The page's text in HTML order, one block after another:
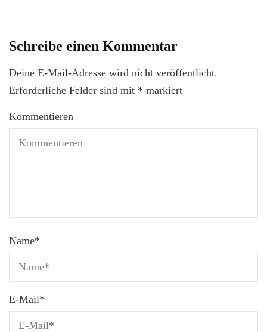
Schreibe einen Kommentar
Deine E-Mail-Adresse wird nicht veröffentlicht.
Erforderliche Felder sind mit * markiert
Kommentieren
Name*
E-Mail*